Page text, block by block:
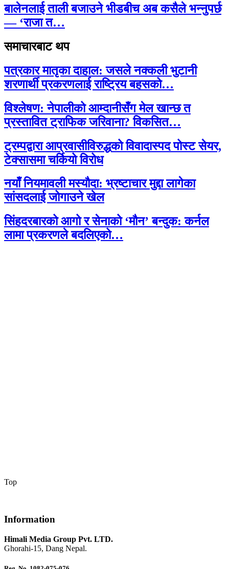
बालेनलाई ताली बजाउने भीडबीच अब कसैले भन्नुपर्छ
— ‘राजा त…
समाचारबाट थप
पत्रकार मातृका दाहाल: जसले नक्कली भुटानी
शरणार्थी प्रकरणलाई राष्ट्रिय बहसको…
विश्लेषण: नेपालीको आम्दानीसँग मेल खान्छ त
प्रस्तावित ट्राफिक जरिवाना? विकसित…
ट्रम्पद्वारा आप्रवासीविरुद्धको विवादास्पद पोस्ट सेयर,
टेक्सासमा चर्कियो विरोध
नयाँ नियमावली मस्यौदा: भ्रष्टाचार मुद्दा लागेका
सांसदलाई जोगाउने खेल
सिंहदरबारको आगो र सेनाको ‘मौन’ बन्दुक: कर्नल
लामा प्रकरणले बदलिएको…
Top
Information
Himali Media Group Pvt. LTD.
Ghorahi-15, Dang Nepal.